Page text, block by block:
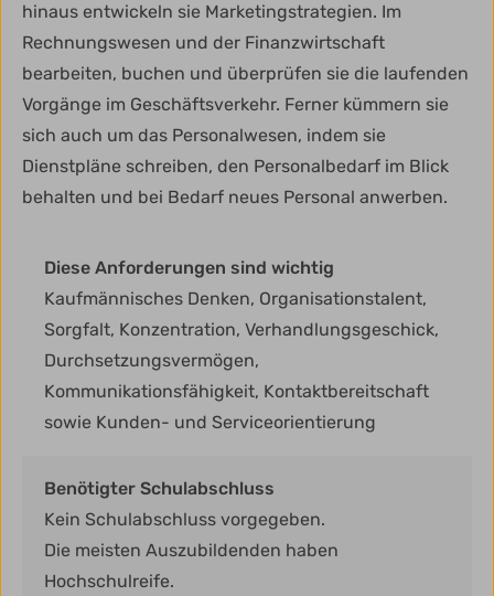
hinaus entwickeln sie Marketingstrategien. Im
Rechnungswesen und der Finanzwirtschaft
bearbeiten, buchen und überprüfen sie die laufenden
Vorgänge im Geschäftsverkehr. Ferner kümmern sie
sich auch um das Personalwesen, indem sie
Dienstpläne schreiben, den Personalbedarf im Blick
behalten und bei Bedarf neues Personal anwerben.
Diese Anforderungen sind wichtig
Kaufmännisches Denken, Organisationstalent,
Sorgfalt, Konzentration, Verhandlungsgeschick,
Durchsetzungsvermögen,
Kommunikationsfähigkeit, Kontaktbereitschaft
sowie Kunden- und Serviceorientierung
Benötigter Schulabschluss
Kein Schulabschluss vorgegeben.
Die meisten Auszubildenden haben
Hochschulreife.